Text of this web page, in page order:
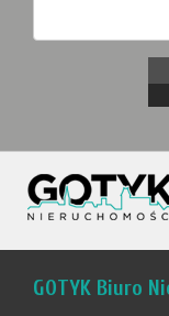
GOTYK Biuro